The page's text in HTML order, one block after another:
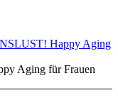
Aging für Frauen